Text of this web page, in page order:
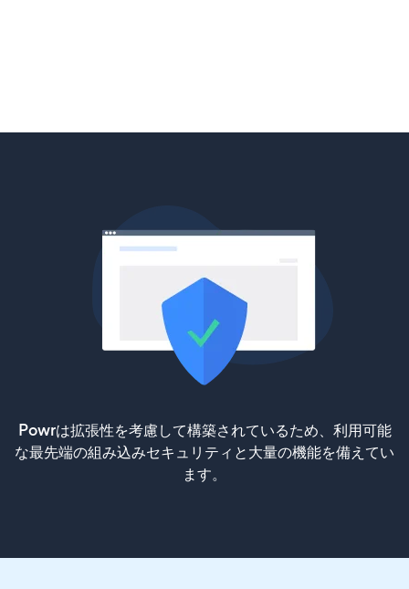
Powrは拡張性を考慮して構築されているため、利用可能
な最先端の組み込みセキュリティと大量の機能を備えてい
ます。